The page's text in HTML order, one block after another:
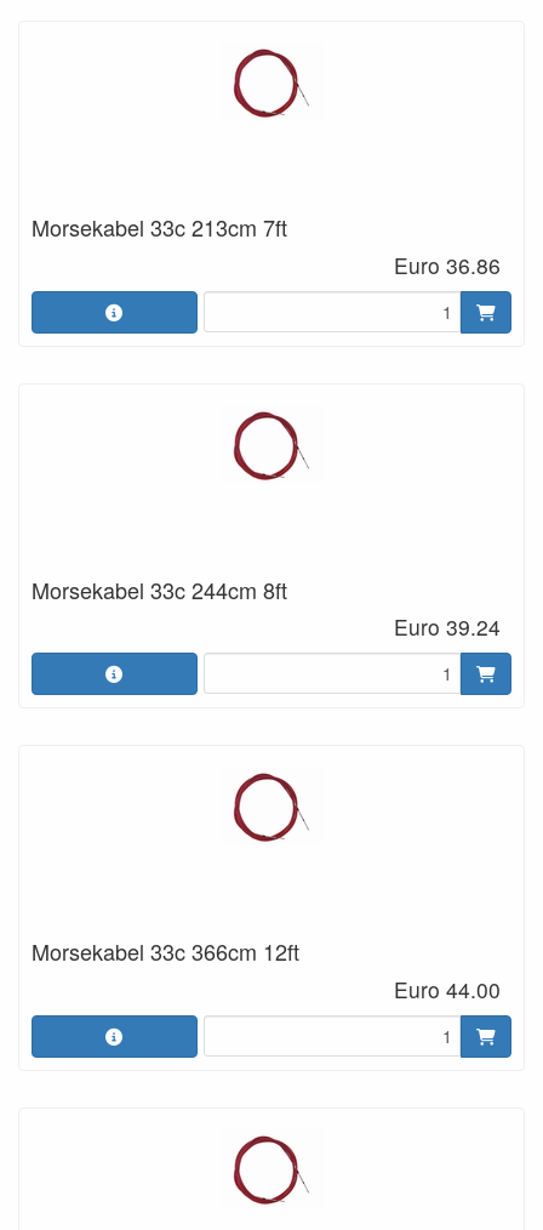
Morsekabel 33c 213cm 7ft
Euro 36.86
Morsekabel 33c 244cm 8ft
Euro 39.24
Morsekabel 33c 366cm 12ft
Euro 44.00